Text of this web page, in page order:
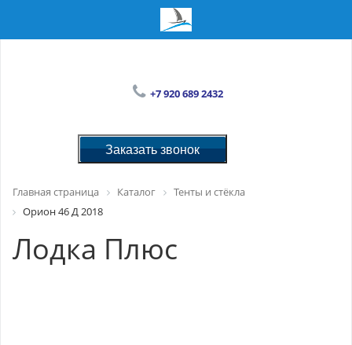
+7 920 689 2432
Заказать звонок
Главная страница Каталог
Тенты и стёкла
Орион 46 Д 2018
Лодка Плюс